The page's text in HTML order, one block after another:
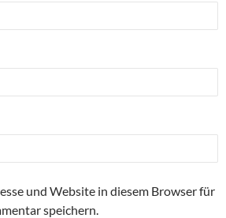
und Website in diesem Browser für
speichern.